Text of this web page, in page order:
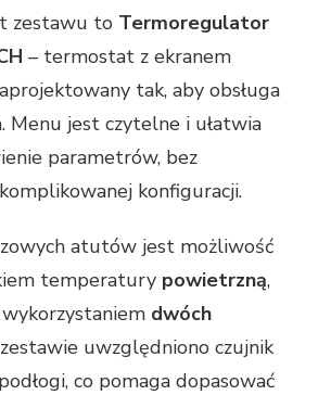
zestawu to Termoregulator
– termostat z ekranem
tak, aby obsługa
Menu jest czytelne i ułatwia
parametrów, bez
konfiguracji.
atutów jest możliwość
temperatury powietrzną,
dwóch
uwzględniono czujnik
co pomaga dopasować